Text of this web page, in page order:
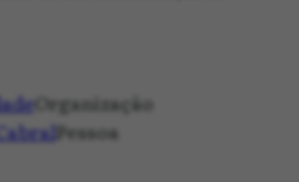
Organização
Pessoa